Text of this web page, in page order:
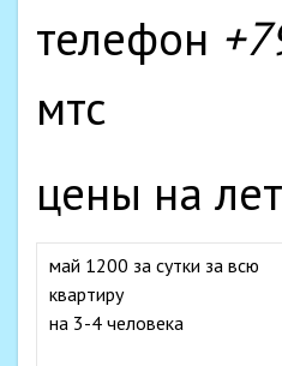
телефон
мтс
цены на
май 1200 за сутки за всю
квартиру
на 3-4 человека